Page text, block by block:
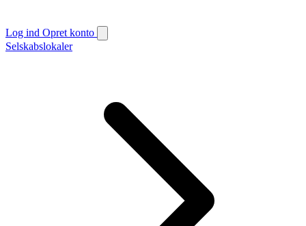
Log ind Opret konto
Selskabslokaler